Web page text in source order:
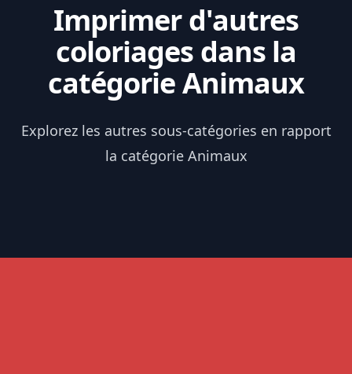
Imprimer d'autres
coloriages dans la
catégorie Animaux
Explorez les autres sous-catégories en rapport
la catégorie Animaux